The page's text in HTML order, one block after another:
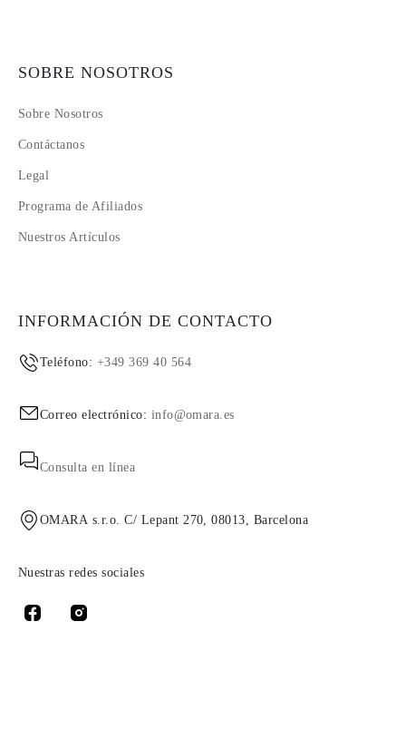
SOBRE NOSOTROS
Sobre Nosotros
Contáctanos
Legal
Programa de Afiliados
Nuestros Artículos
INFORMACIÓN DE CONTACTO
Teléfono: +349 369 40 564
Correo electrónico: info@omara.es
Consulta en línea
OMARA s.r.o. C/ Lepant 270, 08013, Barcelona
Nuestras redes sociales